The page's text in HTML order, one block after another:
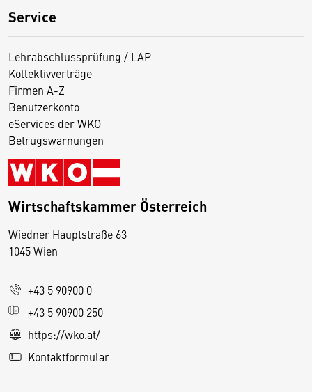
Service
Lehrabschlussprüfung / LAP
Kollektivverträge
Firmen A-Z
Benutzerkonto
eServices der WKO
Betrugswarnungen
Wirtschaftskammer Österreich
Wiedner Hauptstraße 63
1045 Wien
+43 5 90900 0
+43 5 90900 250
https://wko.at/
Kontaktformular
D
s
e
S
e